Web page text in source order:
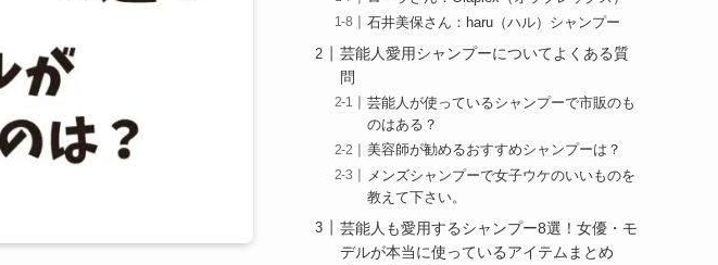
石井美保さん：haru（ハル）シャンプー
芸能人愛用シャンプーについてよくある質
問
芸能人が使っているシャンプーで市販のも
のはある？
美容師が勧めるおすすめシャンプーは？
メンズシャンプーで女子ウケのいいものを
教えて下さい。
芸能人も愛用するシャンプー8選！女優・モ
デルが本当に使っているアイテムまとめ